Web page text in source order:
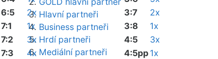
Hlavní partneři
Business partneři
Hrdí partneři
Mediální partneři
6:5
2x
7:1
1x
7:2
3x
7:3
4x
3:7
2x
3:8
1x
4:5
3x
4:5pp1x